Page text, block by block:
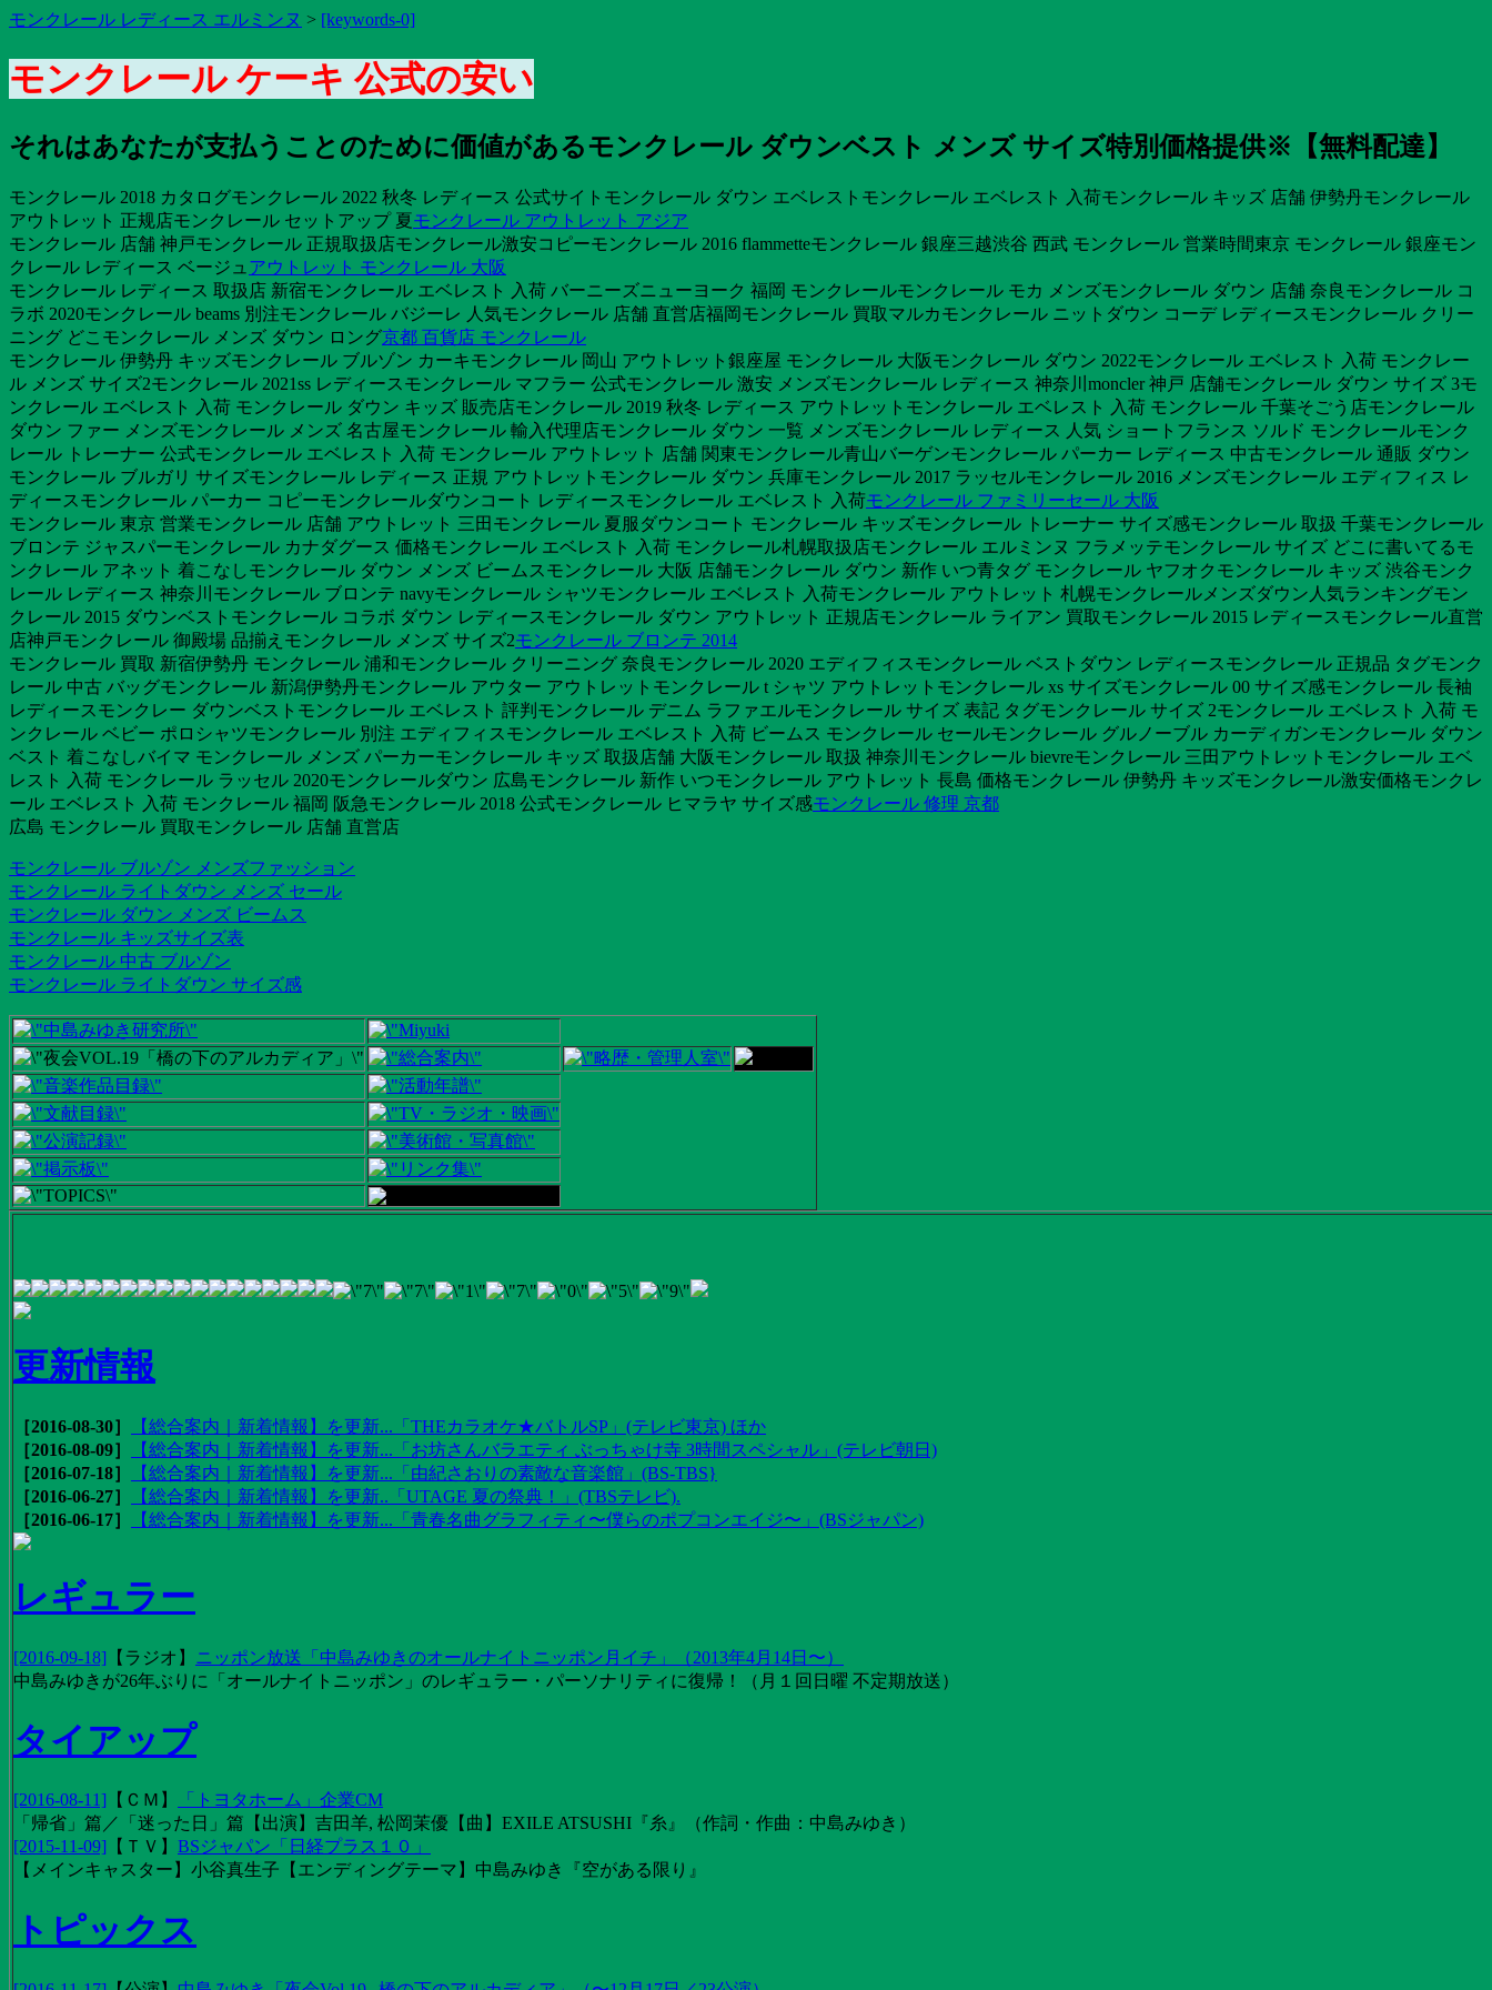
モンクレール レディース エルミンヌ > [keywords-0]
モンクレール ケーキ 公式の安い
それはあなたが支払うことのために価値があるモンクレール ダウンベスト メンズ サイズ特別価格提供※【無料配達】
モンクレール 2018 カタログモンクレール 2022 秋冬 レディース 公式サイトモンクレール ダウン エベレストモンクレール エベレスト 入荷モンクレール キッズ 店舗 伊勢丹モンクレール
アウトレット 正规店モンクレール セットアップ 夏モンクレール アウトレット アジア
モンクレール 店舗 神戸モンクレール 正規取扱店モンクレール激安コピーモンクレール 2016 flammetteモンクレール 銀座三越渋谷 西武 モンクレール 営業時間東京 モンクレール 銀座モン
クレール レディース ベージュ アウトレット モンクレール 大阪
モンクレール レディース 取扱店 新宿モンクレール エベレスト 入荷 バーニーズニューヨーク 福岡 モンクレールモンクレール モカ メンズモンクレール ダウン 店舗 奈良モンクレール コ
ラボ 2020モンクレール beams 別注モンクレール バジーレ 人気モンクレール 店舗 直営店福岡モンクレール 買取マルカモンクレール ニットダウン コーデ レディースモンクレール クリー
ニング どこモンクレール メンズ ダウン ロング京都 百貨店 モンクレール
モンクレール 伊勢丹 キッズモンクレール ブルゾン カーキモンクレール 岡山 アウトレット銀座屋 モンクレール 大阪モンクレール ダウン 2022モンクレール エベレスト 入荷 モンクレー
ル メンズ サイズ2モンクレール 2021ss レディースモンクレール マフラー 公式モンクレール 激安 メンズモンクレール レディース 神奈川moncler 神戸 店舗モンクレール ダウン サイズ 3モ
ンクレール エベレスト 入荷 モンクレール ダウン キッズ 販売店モンクレール 2019 秋冬 レディース アウトレットモンクレール エベレスト 入荷 モンクレール 千葉そごう店モンクレール
ダウン ファー メンズモンクレール メンズ 名古屋モンクレール 輸入代理店モンクレール ダウン 一覧 メンズモンクレール レディース 人気 ショートフランス ソルド モンクレールモンク
レール トレーナー 公式モンクレール エベレスト 入荷 モンクレール アウトレット 店舗 関東モンクレール青山バーゲンモンクレール パーカー レディース 中古モンクレール 通販 ダウン
モンクレール ブルガリ サイズモンクレール レディース 正規 アウトレットモンクレール ダウン 兵庫モンクレール 2017 ラッセルモンクレール 2016 メンズモンクレール エディフィス レ
ディースモンクレール パーカー コピーモンクレールダウンコート レディースモンクレール エベレスト 入荷モンクレール ファミリーセール 大阪
モンクレール 東京 営業モンクレール 店舗 アウトレット 三田モンクレール 夏服ダウンコート モンクレール キッズモンクレール トレーナー サイズ感モンクレール 取扱 千葉モンクレール
ブロンテ ジャスパーモンクレール カナダグース 価格モンクレール エベレスト 入荷 モンクレール札幌取扱店モンクレール エルミンヌ フラメッテモンクレール サイズ どこに書いてるモ
ンクレール アネット 着こなしモンクレール ダウン メンズ ビームスモンクレール 大阪 店舗モンクレール ダウン 新作 いつ青タグ モンクレール ヤフオクモンクレール キッズ 渋谷モンク
レール レディース 神奈川モンクレール ブロンテ navyモンクレール シャツモンクレール エベレスト 入荷モンクレール アウトレット 札幌モンクレールメンズダウン人気ランキングモン
クレール 2015 ダウンベストモンクレール コラボ ダウン レディースモンクレール ダウン アウトレット 正規店モンクレール ライアン 買取モンクレール 2015 レディースモンクレール直営
店神戸モンクレール 御殿場 品揃えモンクレール メンズ サイズ2モンクレール ブロンテ 2014
モンクレール 買取 新宿伊勢丹 モンクレール 浦和モンクレール クリーニング 奈良モンクレール 2020 エディフィスモンクレール ベストダウン レディースモンクレール 正規品 タグモンク
レール 中古 バッグモンクレール 新潟伊勢丹モンクレール アウター アウトレットモンクレール t シャツ アウトレットモンクレール xs サイズモンクレール 00 サイズ感モンクレール 長袖
レディースモンクレー ダウンベストモンクレール エベレスト 評判モンクレール デニム ラファエルモンクレール サイズ 表記 タグモンクレール サイズ 2モンクレール エベレスト 入荷 モ
ンクレール ベビー ポロシャツモンクレール 別注 エディフィスモンクレール エベレスト 入荷 ビームス モンクレール セールモンクレール グルノーブル カーディガンモンクレール ダウン
ベスト 着こなしバイマ モンクレール メンズ パーカーモンクレール キッズ 取扱店舗 大阪モンクレール 取扱 神奈川モンクレール bievreモンクレール 三田アウトレットモンクレール エベ
レスト 入荷 モンクレール ラッセル 2020モンクレールダウン 広島モンクレール 新作 いつモンクレール アウトレット 長島 価格モンクレール 伊勢丹 キッズモンクレール激安価格モンクレ
ール エベレスト 入荷 モンクレール 福岡 阪急モンクレール 2018 公式モンクレール ヒマラヤ サイズ感モンクレール 修理 京都
広島 モンクレール 買取モンクレール 店舗 直営店
モンクレール ブルゾン メンズファッション
モンクレール ライトダウン メンズ セール
モンクレール ダウン メンズ ビームス
モンクレール キッズサイズ表
モンクレール 中古 ブルゾン
モンクレール ライトダウン サイズ感
更新情報
［2016-08-30］
【総合案内｜新着情報】を更新...「THEカラオケ★バトルSP」(テレビ東京) ほか
［2016-08-09］
【総合案内｜新着情報】を更新...「お坊さんバラエティ ぶっちゃけ寺 3時間スペシャル」(テレビ朝日)
［2016-07-18］
【総合案内｜新着情報】を更新...「由紀さおりの素敵な音楽館」(BS-TBS}
［2016-06-27］
【総合案内｜新着情報】を更新..「UTAGE 夏の祭典！」(TBSテレビ).
［2016-06-17］
【総合案内｜新着情報】を更新...「青春名曲グラフィティ〜僕らのポプコンエイジ〜」(BSジャパン)
レギュラー
[2016-09-18] 【 ラジオ 】 ニッポン放送「中島みゆきのオールナイトニッポン月イチ」（2013年4月14日〜）
中島みゆきが26年ぶりに「オールナイトニッポン」のレギュラー・パーソナリティに復帰！（月１回日曜 不定期放送）
タイアップ
[2016-08-11] 【 ＣＭ 】
「トヨタホーム」企業CM
「帰省」篇／「迷った日」篇【出演】吉田羊, 松岡茉優【曲】EXILE ATSUSHI『糸』（作詞・作曲：中島みゆき）
[2015-11-09] 【 ＴＶ 】 BSジャパン「日経プラス１０」
【メインキャスター】小谷真生子【エンディングテーマ】中島みゆき『空がある限り』
トピックス